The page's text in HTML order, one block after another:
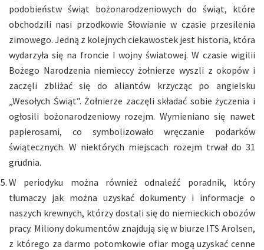
podobieństw świąt bożonarodzeniowych do świąt, które
obchodzili nasi przodkowie Słowianie w czasie przesilenia
zimowego. Jedną z kolejnych ciekawostek jest historia, która
wydarzyła się na froncie I wojny światowej. W czasie wigilii
Bożego Narodzenia niemieccy żołnierze wyszli z okopów i
zaczęli zbliżać się do aliantów krzycząc po angielsku
„Wesołych Świąt”. Żołnierze zaczęli składać sobie życzenia i
ogłosili bożonarodzeniowy rozejm. Wymieniano się nawet
papierosami, co symbolizowało wręczanie podarków
świątecznych. W niektórych miejscach rozejm trwał do 31
grudnia.
W periodyku można również odnaleźć poradnik, który
tłumaczy jak można uzyskać dokumenty i informacje o
naszych krewnych, którzy dostali się do niemieckich obozów
pracy. Miliony dokumentów znajdują się w biurze ITS Arolsen,
z którego za darmo potomkowie ofiar mogą uzyskać cenne